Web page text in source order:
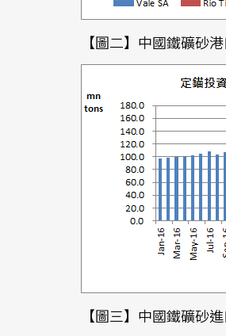
【圖二】中國鐵礦砂
【圖三】中國鐵礦砂